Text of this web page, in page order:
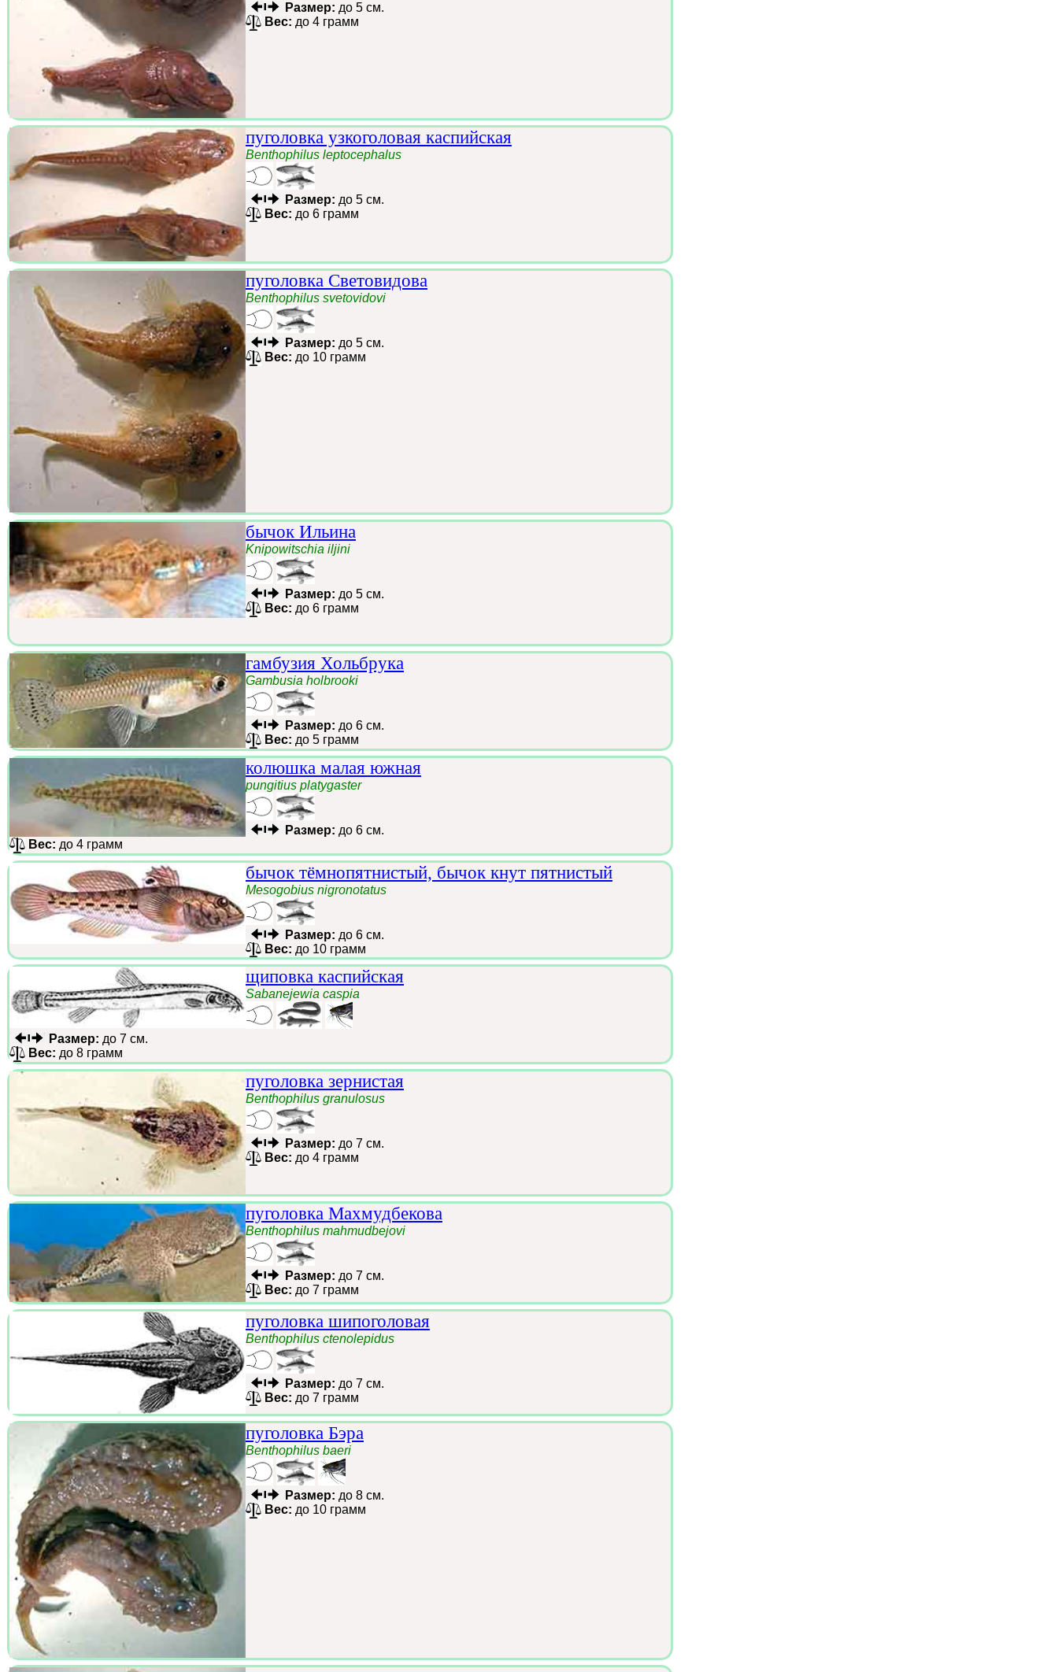
Размер: до 5 см.
Вес: до 4 грамм
пуголовка узкоголовая каспийская
Benthophilus leptocephalus
Размер: до 5 см.
Вес: до 6 грамм
пуголовка Световидова
Benthophilus svetovidovi
Размер: до 5 см.
Вес: до 10 грамм
бычок Ильина
Knipowitschia iljini
Размер: до 5 см.
Вес: до 6 грамм
гамбузия Хольбрука
Gambusia holbrooki
Размер: до 6 см.
Вес: до 5 грамм
колюшка малая южная
pungitius platygaster
Размер: до 6 см.
Вес: до 4 грамм
бычок тёмнопятнистый, бычок кнут пятнистый
Mesogobius nigronotatus
Размер: до 6 см.
Вес: до 10 грамм
щиповка каспийская
Sabanejewia caspia
Размер: до 7 см.
Вес: до 8 грамм
пуголовка зернистая
Benthophilus granulosus
Размер: до 7 см.
Вес: до 4 грамм
пуголовка Махмудбекова
Benthophilus mahmudbejovi
Размер: до 7 см.
Вес: до 7 грамм
пуголовка шипоголовая
Benthophilus ctenolepidus
Размер: до 7 см.
Вес: до 7 грамм
пуголовка Бэра
Benthophilus baeri
Размер: до 8 см.
Вес: до 10 грамм